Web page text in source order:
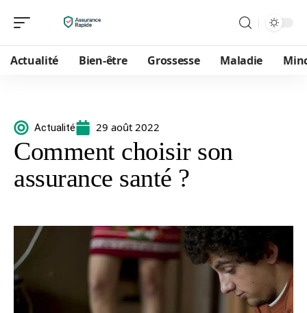
Actualité Bien-être Grossesse Maladie
Actualité 29 août 2022
Comment choisir son
assurance santé ?